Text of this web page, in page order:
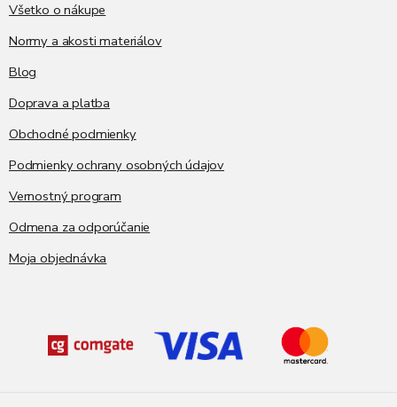
Všetko o nákupe
Normy a akosti materiálov
Blog
Doprava a platba
Obchodné podmienky
Podmienky ochrany osobných údajov
Vernostný program
Odmena za odporúčanie
Moja objednávka